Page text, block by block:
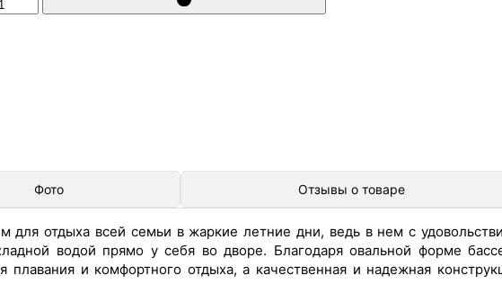
Фото Отзывы о товаре
для отдыха всей семьи в жаркие летние дни, ведь в нем с
водой прямо у себя во дворе. Благодаря овальной форме
и комфортного отдыха, а качественная и надежная